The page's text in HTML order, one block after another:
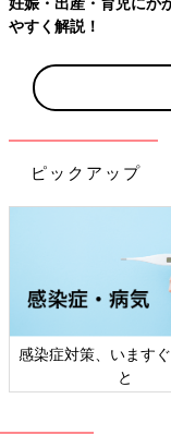
ピックアップ
ときの」赤ちゃん・